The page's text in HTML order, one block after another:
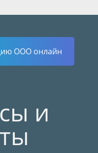
ООО онлайн
и